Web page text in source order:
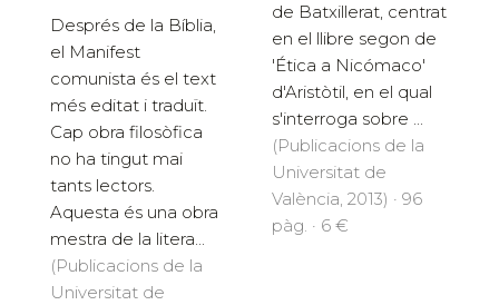
Després de la Bíblia,
el Manifest
comunista és el text
més editat i traduït.
Cap obra filosòfica
no ha tingut mai
tants lectors.
Aquesta és una obra
mestra de la litera...
(Publicacions de la
Universitat de
de Batxillerat, centrat
en el llibre segon de
'Ética a Nicómaco'
d'Aristòtil, en el qual
s'interroga sobre ...
(Publicacions de la
Universitat de
València, 2013) · 96
pàg. · 6 €